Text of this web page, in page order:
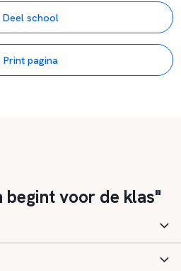
Deel school
Print pagina
begint voor de klas"